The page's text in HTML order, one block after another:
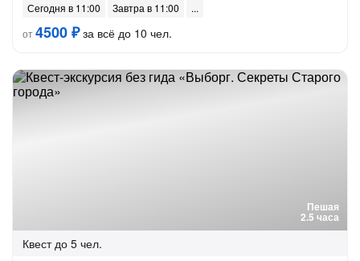
Сегодня в 11:00
Завтра в 11:00
от4500 ₽за всё до 10 чел.
Пешая
2.5 часа
Квест до 5 чел.